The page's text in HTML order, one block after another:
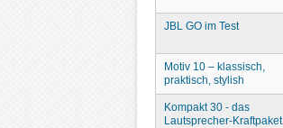
JBL GO im Test
Motiv 10 – klassisch,
praktisch, stylish
Kompakt 30 - das
Lautsprecher-Kraftpaket